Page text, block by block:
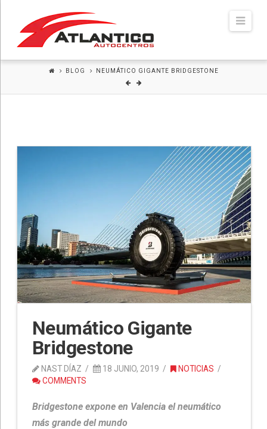
Atlántico
Autocentros
BLOG NEUMÁTICO GIGANTE BRIDGESTONE
Neumático Gigante
Bridgestone
NAST DÍAZ 18 JUNIO, 2019
NOTICIAS
COMMENTS
Bridgestone expone en Valencia el neumático
más grande del mundo